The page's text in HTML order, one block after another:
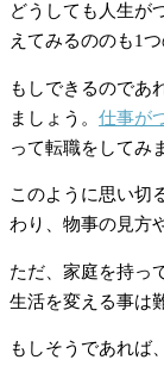
どうしても人生が
えてみるののも1つ
もしできるのであ
ましょう。 仕事が
って転職をしてみ
このように思い切
わり、物事の見方
ただ、家庭を持っ
生活を変える事は
もしそうであれば